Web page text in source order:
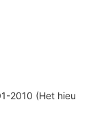
2010 (Het hieu